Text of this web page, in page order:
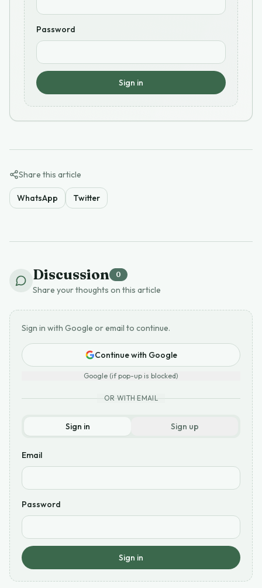
Password
Sign in
Share this article
WhatsApp Twitter
Discussion 0
Share your thoughts on this article
Sign in with Google or email to continue.
Continue with Google
Google (if pop-up is blocked)
OR WITH EMAIL
Sign in Sign up
Email
Password
Sign in